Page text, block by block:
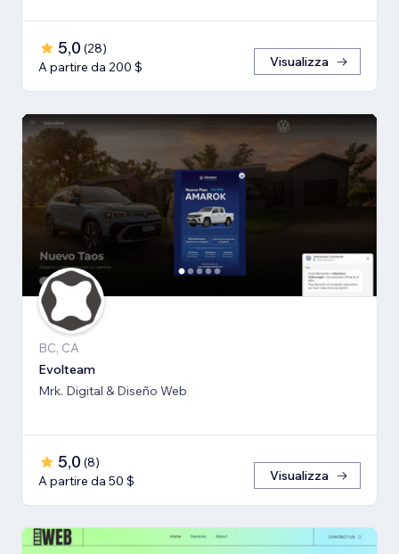
5,0 (28)
A partire da 200 $
Visualizza
BC, CA
Evolteam
Mrk. Digital & Diseño Web
5,0 (8)
A partire da 50 $
Visualizza